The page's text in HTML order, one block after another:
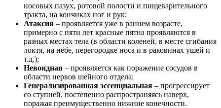
носовых пазух, ротовой полости и пищеварительного
тракта, на кончиках ног и рук;
Атаксия – проявляется уже в раннем возрасте,
примерно с пяти лет красные пятна проявляются в
разных местах тела (в области коленей, в месте сгибания
локтя, на нёбе, перегородке носа и в раковинах ушей и
т.д.);
Невоидная – проявляется как поражение сосудов в
области нервов шейного отдела;
Генерализированная эссенциальная – прогрессирует
со ступней, постепенно распространяясь наверх,
поражая преимущественно нижние конечности.